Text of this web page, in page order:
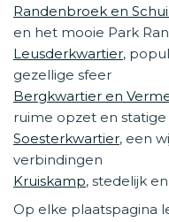
Randenbroek en
en het mooie Park
Leusderkwartier,
gezellige sfeer
Bergkwartier en
ruime opzet en
Soesterkwartier, een
verbindingen
Kruiskamp, stedelijk
Op elke plaatspagina